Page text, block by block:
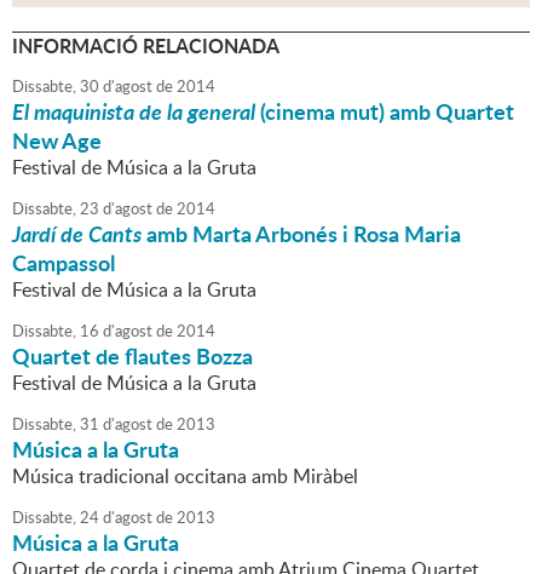
INFORMACIÓ RELACIONADA
Dissabte,30 d'agostde2014
El maquinista de la general(cinema mut) amb Quartet
New Age
Festival de Música a la Gruta
Dissabte,23 d'agostde2014
Jardí de Cantsamb Marta Arbonés i Rosa Maria
Campassol
Festival de Música a la Gruta
Dissabte, 16 d'agostde2014
Quartet de flautes Bozza
Festival de Música a la Gruta
Dissabte,31 d'agostde2013
Música a la Gruta
Música tradicional occitana amb Miràbel
Dissabte,24d'agostde2013
Música a la Gruta